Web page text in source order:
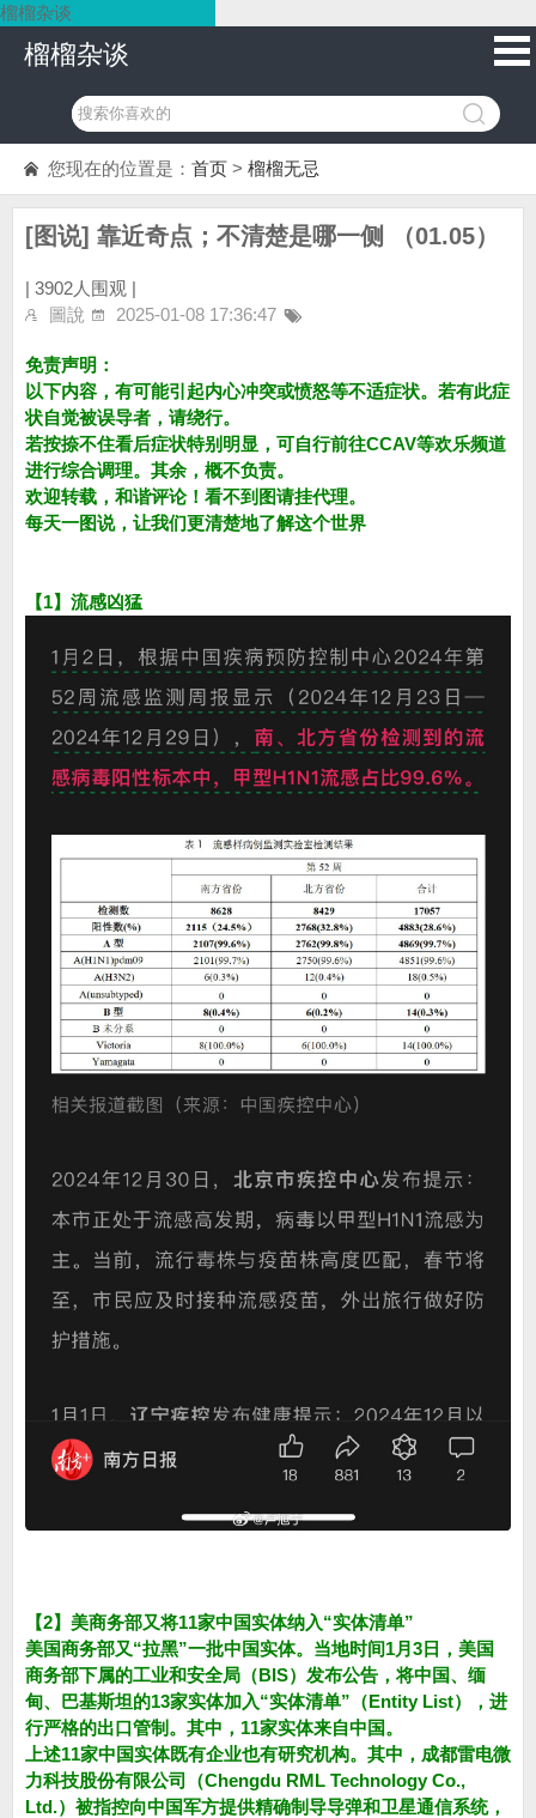
榴榴杂谈
榴榴杂谈
您现在的位置是： 首页 > 榴榴无忌
[图说] 靠近奇点；不清楚是哪一侧 （01.05）
| 3902人围观 |
圖說
2025-01-08 17:36:47
免责声明：
以下内容，有可能引起内心冲突或愤怒等不适症状。若有此症
状自觉被误导者，请绕行。
若按捺不住看后症状特别明显，可自行前往CCAV等欢乐频道
进行综合调理。其余，概不负责。
欢迎转载，和谐评论！看不到图请挂代理。
每天一图说，让我们更清楚地了解这个世界
【1】流感凶猛
【2】美商务部又将11家中国实体纳入“实体清单”
美国商务部又“拉黑”一批中国实体。当地时间1月3日，美国
商务部下属的工业和安全局（BIS）发布公告，将中国、缅
甸、巴基斯坦的13家实体加入“实体清单”（Entity List），进
行严格的出口管制。其中，11家实体来自中国。
上述11家中国实体既有企业也有研究机构。其中，成都雷电微
力科技股份有限公司（Chengdu RML Technology Co.,
Ltd.）被指控向中国军方提供精确制导导弹和卫星通信系统，